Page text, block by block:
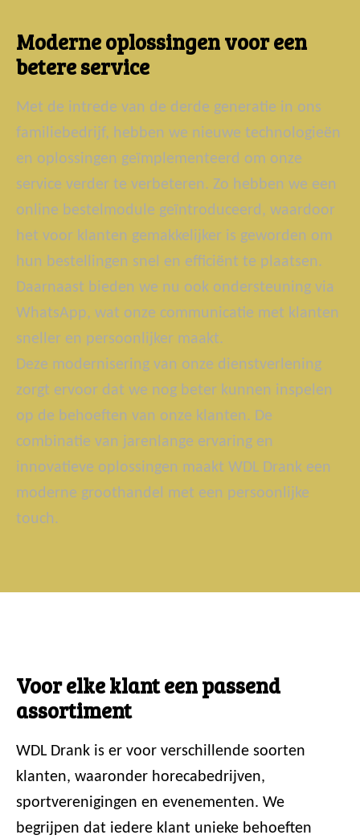
Moderne oplossingen voor een
betere service
Met de intrede van de derde generatie in ons
familiebedrijf, hebben we nieuwe technologieën
en oplossingen geïmplementeerd om onze
service verder te verbeteren. Zo hebben we een
online bestelmodule geïntroduceerd, waardoor
het voor klanten gemakkelijker is geworden om
hun bestellingen snel en efficiënt te plaatsen.
Daarnaast bieden we nu ook ondersteuning via
WhatsApp, wat onze communicatie met klanten
sneller en persoonlijker maakt.
Deze modernisering van onze dienstverlening
zorgt ervoor dat we nog beter kunnen inspelen
op de behoeften van onze klanten. De
combinatie van jarenlange ervaring en
innovatieve oplossingen maakt WDL Drank een
moderne groothandel met een persoonlijke
touch.
Voor elke klant een passend
assortiment
WDL Drank is er voor verschillende soorten
klanten, waaronder horecabedrijven,
sportverenigingen en evenementen. We
begrijpen dat iedere klant unieke behoeften